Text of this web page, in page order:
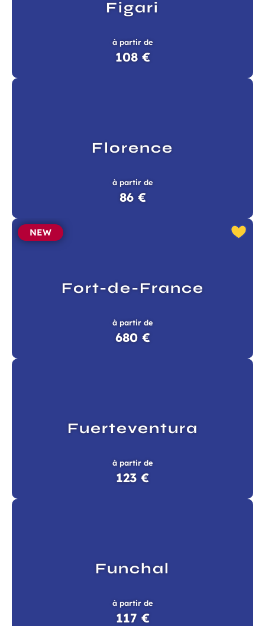
Figari
à partir de
108 €
Florence
à partir de
86 €
Fort-de-France
NEW
à partir de
680 €
Fuerteventura
à partir de
123 €
Funchal
à partir de
117 €